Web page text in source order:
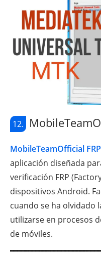
12.
MobileTeamOfficial
aplicación diseñada
verificación FRP
dispositivos Android.
cuando se ha olvidado
utilizarse en procesos
de móviles.